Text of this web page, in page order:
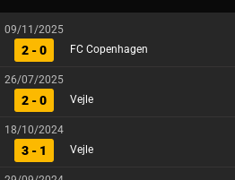
09/11/2025
2 - 0 FC Copenhagen
26/07/2025
2 - 0 Vejle
18/10/2024
3 - 1 Vejle